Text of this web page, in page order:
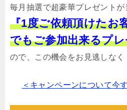
毎月抽選で超豪華プレゼントが
『1度ご依頼頂けたお
でもご参加出来るプ
ので、この機会をお見逃しなく
＜キャンペーンについて今